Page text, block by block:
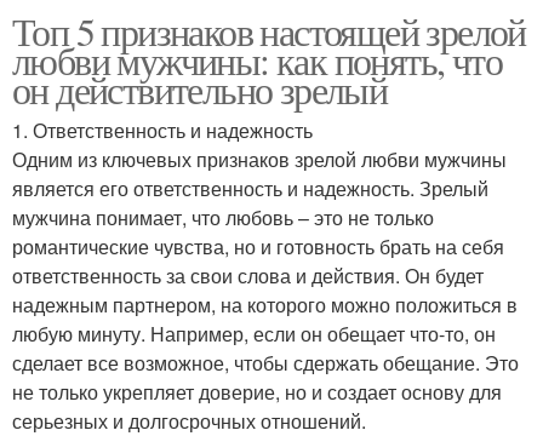
Топ 5 признаков настоящей зрелой
любви мужчины: как понять, что
он действительно зрелый
1. Ответственность и надежность
Одним из ключевых признаков зрелой любви мужчины
является его ответственность и надежность. Зрелый
мужчина понимает, что любовь – это не только
романтические чувства, но и готовность брать на себя
ответственность за свои слова и действия. Он будет
надежным партнером, на которого можно положиться в
любую минуту. Например, если он обещает что-то, он
сделает все возможное, чтобы сдержать обещание. Это
не только укрепляет доверие, но и создает основу для
серьезных и долгосрочных отношений.